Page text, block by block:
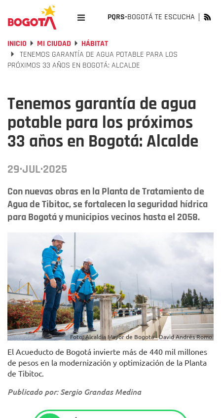
PQRS-BOGOTÁ TE ESCUCHA
INICIO MI CIUDAD
HÁBITAT
TENEMOS GARANTÍA DE AGUA POTABLE PARA LOS
PRÓXIMOS 33 AÑOS EN BOGOTÁ: ALCALDE
Tenemos garantía de agua
potable para los próximos
33 años en Bogotá: Alcalde
29·JUL·2025
Con nuevas obras en la Planta de Tratamiento de
Agua de Tibitoc, se fortalecen la seguridad hídrica
para Bogotá y municipios vecinos hasta el 2058.
Foto: Alcaldía Mayor de Bogotá - David Andrés Romo.
El Acueducto de Bogotá invierte más de 440 mil millones
de pesos en la modernización y optimización de la Planta
de Tibitoc.
Publicado por: Sergio Grandas Medina